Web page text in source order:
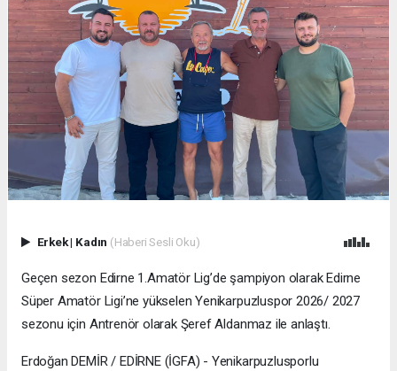
Erkek| Kadın (Haberi Sesli Oku)
Geçen sezon Edirne 1.Amatör Lig’de şampiyon olarak Edirne
Süper Amatör Ligi’ne yükselen Yenikarpuzluspor 2026/ 2027
sezonu için Antrenör olarak Şeref Aldanmaz ile anlaştı.
Erdoğan DEMİR / EDİRNE (İGFA) - Yenikarpuzlusporlu